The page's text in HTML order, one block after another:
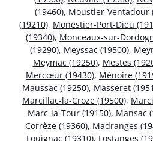
(19460), Moustier-Ventadour
(19210), Monestier-Port-Dieu
(19340), Monceaux-sur-
(19290), Meyssac (19500),
Meymac (19250), Mestes
Mercœur (19430), Ménoire
Maussac (19250), Masseret
Marcillac-la-Croze (19500),
Marc-la-Tour (19150), Mansac
Corrèze (19360), Madranges
Louignac (19310), Lostanges